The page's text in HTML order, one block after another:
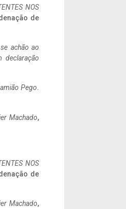
NOS
de
achão ao
declaração
Pego.
Machado,
NOS
de
Machado,